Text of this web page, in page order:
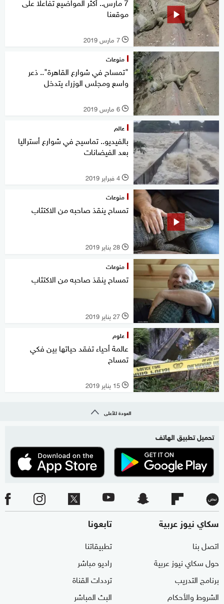
موقعنا
l 7 مارس 2019
منوعات
"تمساح في شوارع القاهرة".. ذعر
واسع ومجلس الوزراء يتدخل
l 6 مارس 2019
عالم
بالفيديو.. تماسيح في شوارع أستراليا
بعد الفيضانات
l 4 فبراير 2019
منوعات
تمساح ينقذ صاحبه من الاكتئاب
l 28 يناير 2019
منوعات
تمساح ينقذ صاحبه من الاكتئاب
l 27 يناير 2019
علوم
عالمة أحياء تفقد حياتها بين فكي
تمساح
l 15 يناير 2019
العودة للأعلى
تحميل تطبيق الهاتف
سكاي نيوز عربية
اتصل بنا
حول سكاي نيوز عربية
برنامج التدريب
الشروط والأحكام
تابعونا
تطبيقاتنا
راديو مباشر
ترددات القناة
البث المباشر